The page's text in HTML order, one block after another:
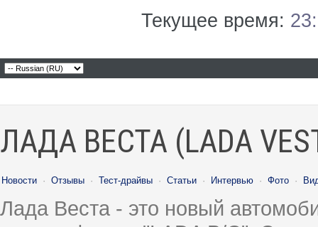
Текущее время:
ЛАДА ВЕСТА (LADA
Новости · Отзывы · Тест-драйвы · Статьи · Интервью · Фото ·
Лада Веста - это новый